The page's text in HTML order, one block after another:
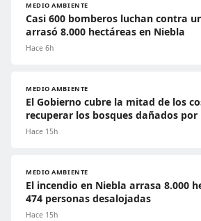
MEDIO AMBIENTE
Casi 600 bomberos luchan contra
arrasó 8.000 hectáreas en Niebla
Hace 6h
MEDIO AMBIENTE
El Gobierno cubre la mitad de los
recuperar los bosques dañados por
Hace 15h
MEDIO AMBIENTE
El incendio en Niebla arrasa 8.000
474 personas desalojadas
Hace 15h